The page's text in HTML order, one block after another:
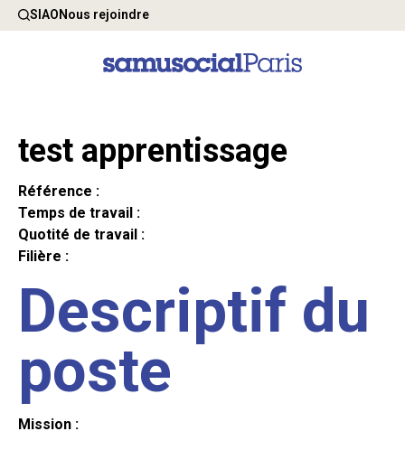
SIAONous rejoindre
test apprentissage
Référence :
Temps de travail :
Quotité de travail :
Filière :
Descriptif du
poste
Mission :